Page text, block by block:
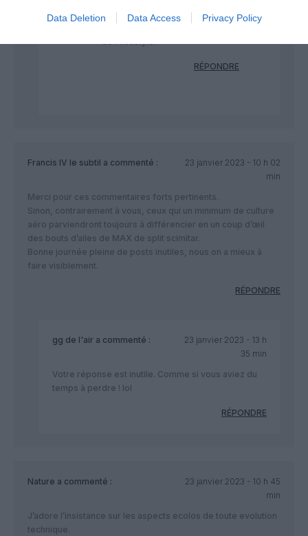
Data Deletion Data Access Privacy Policy
de Filoustyle.
RÉPONDRE
Francis IV le subtil a commenté :
23 janvier 2023 - 10 h 02
min
Merci pour ces commentaires forts pertinents.
Sinon, contrairement à vous, ceux qui un minimum de culture
aéro parviendront toujours à différencier en un coup d’œil
des bouts d’ailes de MAX de split scimitar.
Bonne journée pleine de posts inutiles, nous on a mieux à
faire visiblement.
RÉPONDRE
gg de l'air a commenté :
23 janvier 2023 - 13 h
35 min
Votre réponse est inutile. Comme si vous aviez du
temps à perdre ! lol
RÉPONDRE
Nature a commenté :
23 janvier 2023 - 10 h 45
min
J’adore l’insistance sur les aspects ecolos de toute evolution
technique.